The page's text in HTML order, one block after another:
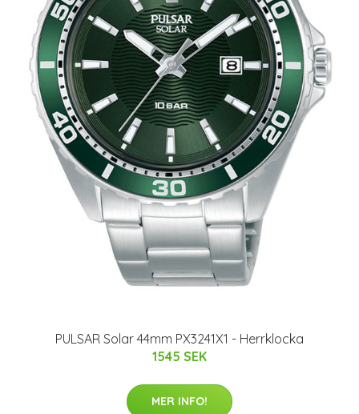
PULSAR Solar 44mm PX3241X1 - Herrklocka
1545 SEK
MER INFO!